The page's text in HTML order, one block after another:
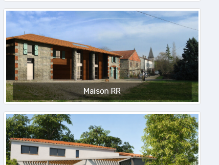
Maison RR